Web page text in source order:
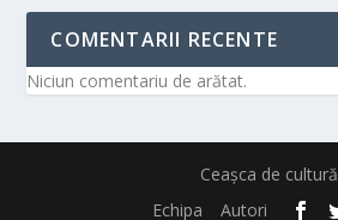
COMENTARII RECENTE
Niciun comentariu de arătat.
Ceașca de cultură
Echipa
Autori